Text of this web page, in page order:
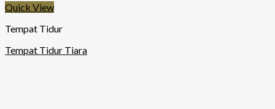
Quick View
Tempat Tidur
Tempat Tidur Tiara